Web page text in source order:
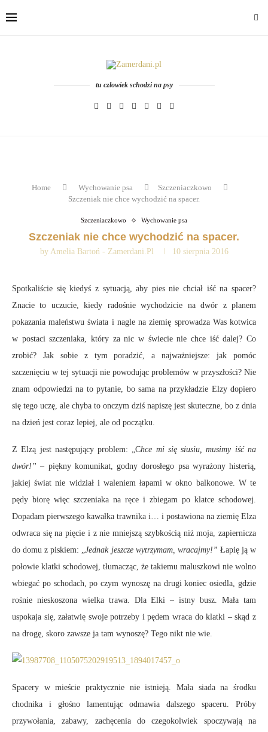
tu człowiek schodzi na psy
Home Wychowanie psa
Szczeniaczkowo
Szczeniak nie chce wychodzić na spacer.
Szczeniaczkowo Wychowanie psa
Szczeniak nie chce wychodzić na spacer.
by Amelia Bartoń - Zamerdani.pl 10 sierpnia 2016
Spotkaliście się kiedyś z sytuacją, aby pies nie chciał iść na spacer?
Znacie to uczucie, kiedy radośnie wychodzicie na dwór z planem
pokazania maleństwu świata i nagle na ziemię sprowadza Was kotwica
w postaci szczeniaka, który za nic w świecie nie chce iść dalej? Co
zrobić? Jak sobie z tym poradzić, a najważniejsze: jak pomóc
szczenięciu w tej sytuacji nie powodując problemów w przyszłości? Nie
znam odpowiedzi na to pytanie, bo sama na przykładzie Elzy dopiero
się tego uczę, ale chyba to onczym dziś napiszę jest skuteczne, bo z dnia
na dzień jest coraz lepiej, ale od początku.
Z Elzą jest następujący problem: „Chce mi się siusiu, musimy iść na
dwór!” – piękny komunikat, godny dorosłego psa wyrażony histerią,
jakiej świat nie widział i waleniem łapami w okno balkonowe. W te
pędy biorę więc szczeniaka na ręce i zbiegam po klatce schodowej.
Dopadam pierwszego kawałka trawnika i… i postawiona na ziemię Elza
odwraca się na pięcie i z nie mniejszą szybkością niż moja, zapiernicza
do domu z piskiem: „Jednak jeszcze wytrzymam, wracajmy!” Łapię ją w
połowie klatki schodowej, tłumacząc, że takiemu maluszkowi nie wolno
wbiegać po schodach, po czym wynoszę na drugi koniec osiedla, gdzie
rośnie nieskoszona wielka trawa. Dla Elki – istny busz. Mała tam
uspokaja się, załatwię swoje potrzeby i pędem wraca do klatki – skąd z
na drogę, skoro zawsze ja tam wynoszę? Tego nikt nie wie.
Spacery w mieście praktycznie nie istnieją. Mała siada na środku
chodnika i głośno lamentując odmawia dalszego spaceru. Próby
przywołania, zabawy, zachęcenia do czegokolwiek spoczywają na